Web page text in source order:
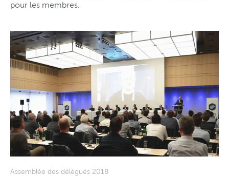
pour les membres.
Assemblée des délégués 2018